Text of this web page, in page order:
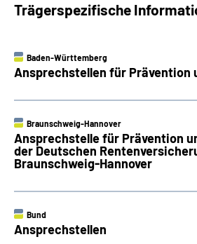
Trägerspezifische
Baden-Württemberg
Ansprechstellen für Prävention
Braunschweig-Hannover
Ansprechstelle für Prävention
der Deutschen
Braunschweig-Hannover
Bund
Ansprechstellen